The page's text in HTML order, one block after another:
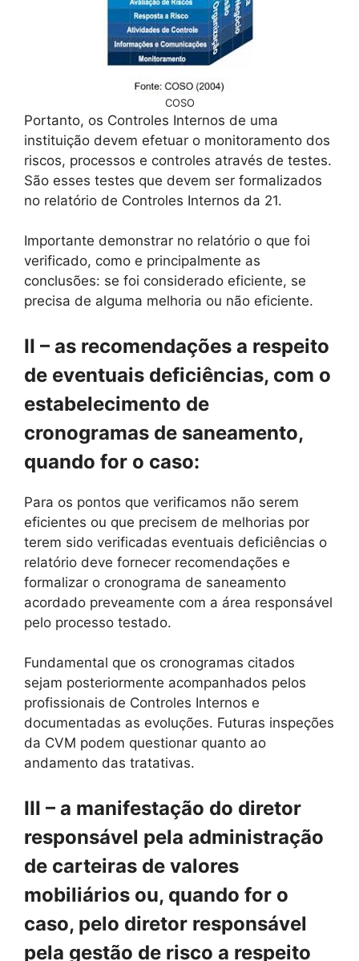
COSO
Portanto, os Controles Internos de uma
instituição devem efetuar o monitoramento dos
riscos, processos e controles através de testes.
São esses testes que devem ser formalizados
no relatório de Controles Internos da 21.
Importante demonstrar no relatório o que foi
verificado, como e principalmente as
conclusões: se foi considerado eficiente, se
precisa de alguma melhoria ou não eficiente.
II – as recomendações a respeito
de eventuais deficiências, com o
estabelecimento de
cronogramas de saneamento,
quando for o caso:
Para os pontos que verificamos não serem
eficientes ou que precisem de melhorias por
terem sido verificadas eventuais deficiências o
relatório deve fornecer recomendações e
formalizar o cronograma de saneamento
acordado preveamente com a área responsável
pelo processo testado.
Fundamental que os cronogramas citados
sejam posteriormente acompanhados pelos
profissionais de Controles Internos e
documentadas as evoluções. Futuras inspeções
da CVM podem questionar quanto ao
andamento das tratativas.
III – a manifestação do diretor
responsável pela administração
de carteiras de valores
mobiliários ou, quando for o
caso, pelo diretor responsável
pela gestão de risco a respeito